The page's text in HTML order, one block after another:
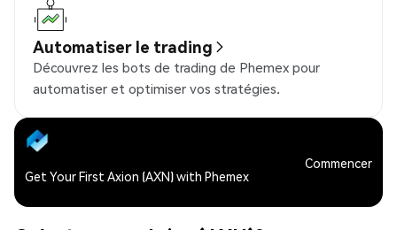
Automatiser le trading
Découvrez les bots de trading de Phemex pour
automatiser et optimiser vos stratégies.
Get Your First Axion (AXN) with Phemex
Commencer